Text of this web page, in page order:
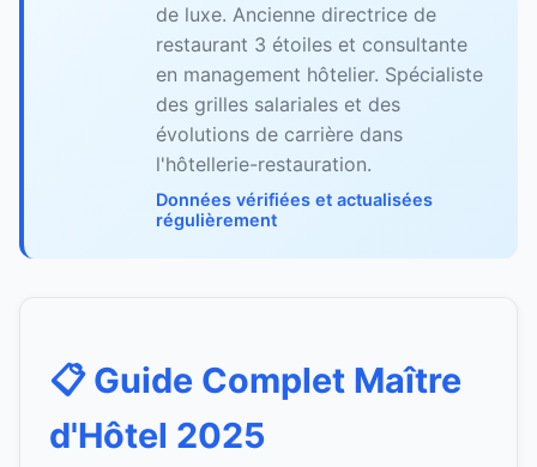
de luxe. Ancienne directrice de
restaurant 3 étoiles et consultante
en management hôtelier. Spécialiste
des grilles salariales et des
évolutions de carrière dans
l'hôtellerie-restauration.
Données vérifiées et actualisées
régulièrement
📋 Guide Complet Maître
d'Hôtel 2025